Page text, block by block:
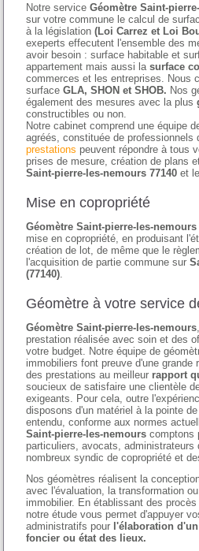
Notre serviceGéomètre Saint-
sur votre commune le calcul de
à la législation(Loi Carrez et Loi
exeperts effecutent l'ensemble des
avoir besoin : surface habitable et
appartement mais aussi lasurface
commerces et les entreprises. Nous
surfaceGLA, SHON et SHOB. Nos
également des mesures avec la plus
constructibles ou non.
Notre cabinet comprend une équipe
agréés, constituée de professionnels
prestations peuvent répondre à tous
prises de mesure, création de plans
Saint-pierre-les-nemours 77140 et
Mise en copropriété
Géomètre Saint-pierre-les-nemours
mise en copropriété, en produisant
création de lot, de même que le
l'acquisition de partie commune sur
(77140)
Géomètre à votre service
Géomètre Saint-pierre-les-nemours
prestation réalisée avec soin et des
votre budget. Notre équipe de
immobiliers font preuve d'une
des prestations au meilleur rapport
soucieux de satisfaire une clientèle
exigeants. Pour cela, outre
disposons d'un matériel à la pointe
entendu, conforme aux normes
Saint-pierre-les-nemours comptons
particuliers, avocats, administrateurs
nombreux syndic de copropriété et
Nos géomètres réalisent la
avec l'évaluation, la transformation
immobilier. En établissant des
notre étude vous permet d'appuyer
administratifs pour l'élaboration
foncier ou état des lieux.